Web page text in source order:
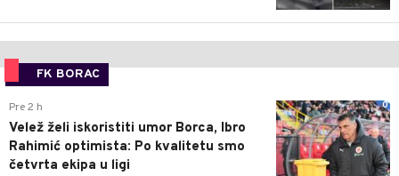
FK BORAC
0
Pre 2 h
Velež želi iskoristiti umor Borca, Ibro
Rahimić optimista: Po kvalitetu smo
četvrta ekipa u ligi